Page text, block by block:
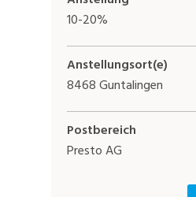
10-20%
Anstellungsort(e)
8468 Guntalingen
Postbereich
Presto AG